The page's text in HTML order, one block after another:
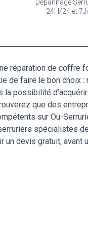
Dépannage
24H/24 et
réparation de coffre
de faire le bon
possibilité
que des
sur Ou-
spécialistes
un devis gratuit,